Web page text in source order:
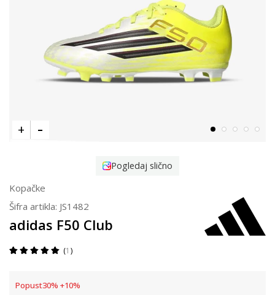
Pogledaj slično
Kopačke
Šifra artikla: JS1482
adidas F50 Club
1
Popust30% +10%